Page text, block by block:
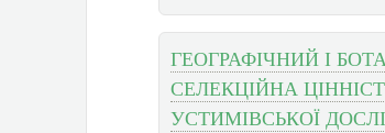
ГЕОГРАФІЧНИЙ І
СЕЛЕКЦІЙНА
УСТИМІВСЬКОЇ